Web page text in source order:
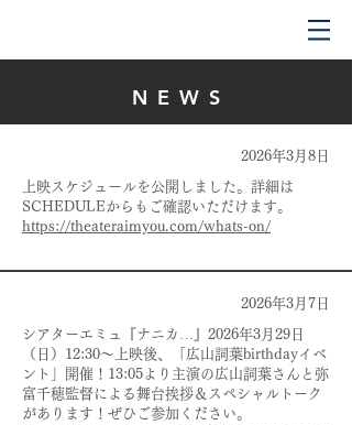
NEWS
2026年3月8日
上映スケジュールを公開しました。詳細は
SCHEDULEからもご確認いただけます。
https://theateraimyou.com/whats-on/
2026年3月7日
シアターエミュ『ナニカ…』2026年3月29日
（日）12:30〜上映後、「広山詞葉birthdayイベ
ント」開催！13:05より主演の広山詞葉さんと弥
富千穂監督による舞台挨拶＆スペシャルトーク
があります！ぜひご参加ください。